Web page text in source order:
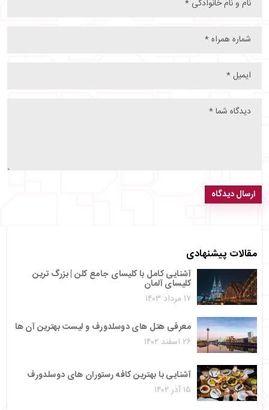
مقالات پیشنهادی
آشنایی کامل با کلیسای جامع کلن | بزرگ‌ ترین
کلیسای آلمان
۱۷ مرداد ۱۴۰۳
معرفی هتل های دوسلدورف و لیست بهترین آن ها
۲۶ اسفند ۱۴۰۲
آشنایی با بهترین کافه رستوران های دوسلدورف
۱۵ آذر ۱۴۰۲
ارسال دیدگاه